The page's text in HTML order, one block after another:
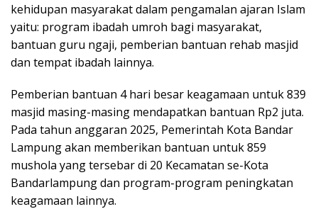
kehidupan masyarakat dalam pengamalan ajaran Islam
yaitu: program ibadah umroh bagi masyarakat,
bantuan guru ngaji, pemberian bantuan rehab masjid
dan tempat ibadah lainnya.
Pemberian bantuan 4 hari besar keagamaan untuk 839
masjid masing-masing mendapatkan bantuan Rp2 juta.
Pada tahun anggaran 2025, Pemerintah Kota Bandar
Lampung akan memberikan bantuan untuk 859
mushola yang tersebar di 20 Kecamatan se-Kota
Bandarlampung dan program-program peningkatan
keagamaan lainnya.